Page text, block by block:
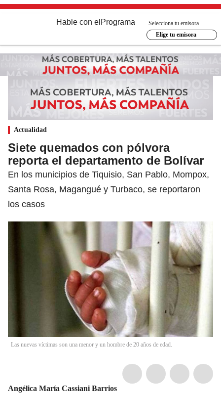
Hable con el Programa
Selecciona tu emisora
Elige tu emisora
Actualidad
Siete quemados con pólvora
reporta el departamento de Bolívar
En los municipios de Tiquisio, San Pablo, Mompox,
Santa Rosa, Magangué y Turbaco, se reportaron
los casos
Las nuevas víctimas son una menor y un hombre de 20 años de edad.
Angélica María Cassiani Barrios